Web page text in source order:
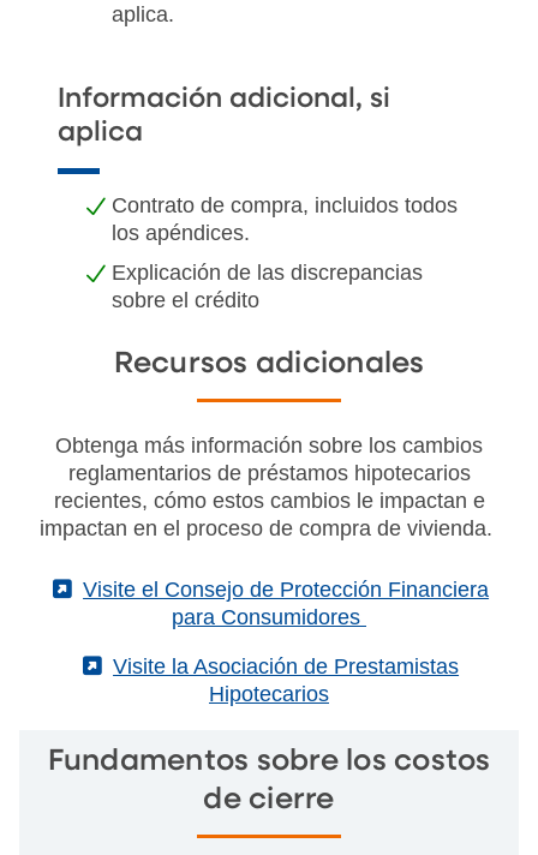
aplica.
Información adicional, si
aplica
Contrato de compra, incluidos todos
los apéndices.
Explicación de las discrepancias
sobre el crédito
Recursos adicionales
Obtenga más información sobre los cambios
reglamentarios de préstamos hipotecarios
recientes, cómo estos cambios le impactan e
impactan en el proceso de compra de vivienda.
(External)
Visite el Consejo de Protección Financiera
para Consumidores
(External)
Visite la Asociación de Prestamistas
Hipotecarios
Fundamentos sobre los costos
de cierre